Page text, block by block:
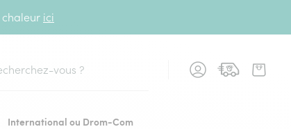
chaleur ici
International ou Drom-Com